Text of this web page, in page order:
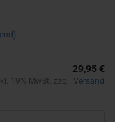
29,95 €
19% MwSt. zzgl. Versand